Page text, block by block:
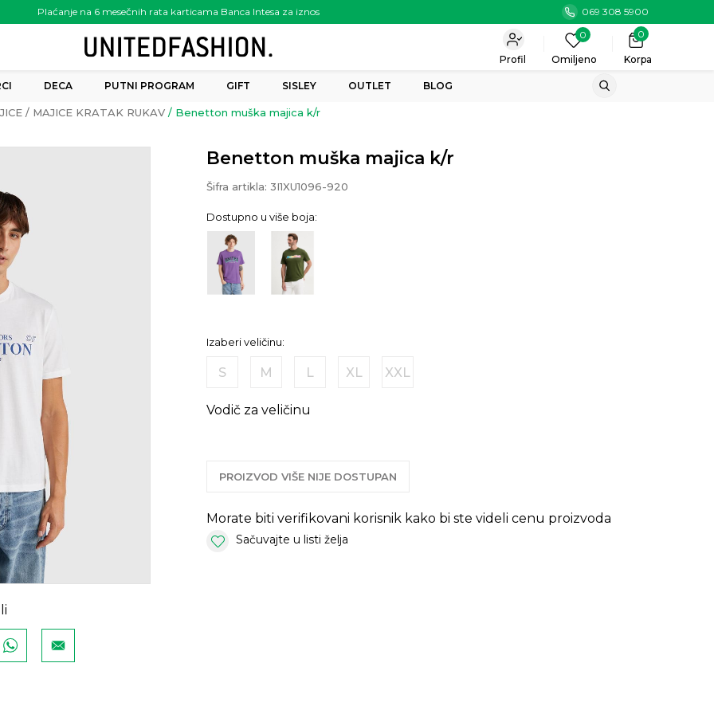
Plaćanje na 6 mesečnih rata karticama Banca Intesa za iznos
preko 6.000.00 rsd
069 308 5900
Korpa
0
0
Omiljeno
Profil
DECA PUTNI PROGRAM GIFT SISLEY OUTLET BLOG
MAJICE KRATAK RUKAV Benetton muška majica k/r
Benetton muška majica k/r
Šifra artikla: 3I1XU1096-920
Dostupno u više boja:
Izaberi veličinu:
S M L XL XXL
Vodič za veličinu
PROIZVOD VIŠE NIJE DOSTUPAN
Morate biti verifikovani korisnik kako bi ste videli cenu proizvoda
Sačuvajte u listi želja